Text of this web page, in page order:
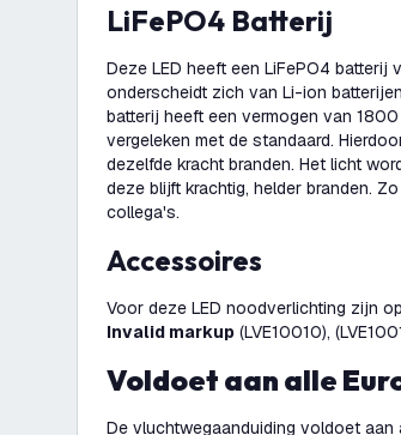
LiFePO4 Batterij
Deze LED heeft een LiFePO4 batterij
onderscheidt zich van Li-ion
batterij heeft een vermogen van
vergeleken met de standaard.
dezelfde kracht branden. Het licht
deze blijft krachtig, helder branden.
collega's.
Accessoires
Voor deze LED noodverlichting zijn
Invalid markup (LVE10010),
Voldoet aan alle
De vluchtwegaanduiding voldoet